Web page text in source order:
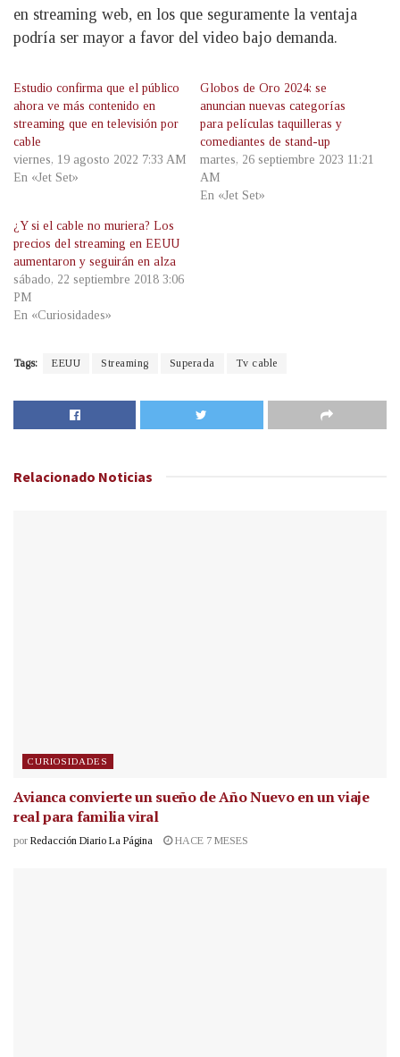
en streaming web, en los que seguramente la ventaja
podría ser mayor a favor del video bajo demanda.
Estudio confirma que el público
ahora ve más contenido en
streaming que en televisión por
cable
viernes, 19 agosto 2022 7:33 AM
En «Jet Set»
Globos de Oro 2024: se
anuncian nuevas categorías
para películas taquilleras y
comediantes de stand-up
martes, 26 septiembre 2023 11:21
AM
En «Jet Set»
¿Y si el cable no muriera? Los
precios del streaming en EEUU
aumentaron y seguirán en alza
sábado, 22 septiembre 2018 3:06
PM
En «Curiosidades»
Tags: EEUU Streaming Superada Tv cable
Relacionado Noticias
CURIOSIDADES
Avianca convierte un sueño de Año Nuevo en un viaje
real para familia viral
por Redacción Diario La Página HACE 7 MESES